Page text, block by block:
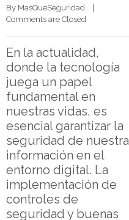
By MasQueSeguridad
Comments are Closed
En la actualidad,
donde la tecnología
juega un papel
fundamental en
nuestras vidas, es
esencial garantizar la
seguridad de nuestra
información en el
entorno digital. La
implementación de
controles de
seguridad y buenas